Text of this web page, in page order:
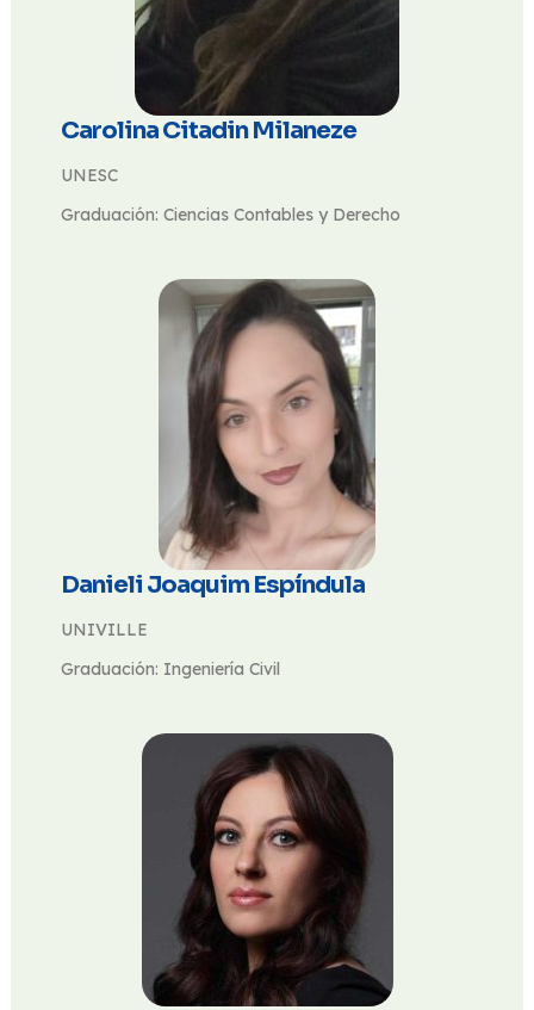
Carolina Citadin Milaneze
UNESC
Graduación: Ciencias Contables y Derecho
Danieli Joaquim Espíndula
UNIVILLE
Graduación: Ingeniería Civil